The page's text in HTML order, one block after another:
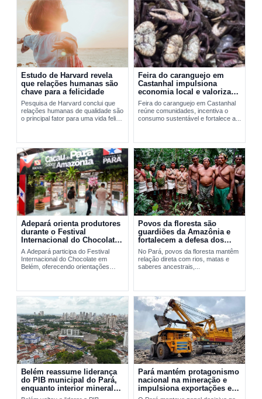
Estudo de Harvard revela
que relações humanas são
chave para a felicidade
Pesquisa de Harvard conclui que
relações humanas de qualidade são
o principal fator para uma vida feliz
Feira do caranguejo em
Castanhal impulsiona
economia local e valoriza
manejo sustentável
Feira do caranguejo em Castanhal
reúne comunidades, incentiva o
consumo sustentável e fortalece a...
Adepará orienta produtores
durante o Festival
Internacional do Chocolate
em Belém
A Adepará participa do Festival
Internacional do Chocolate em
Belém, oferecendo orientações
Povos da floresta são
guardiões da Amazônia e
fortalecem a defesa dos
territórios no Pará
No Pará, povos da floresta mantêm
relação direta com rios, matas e
saberes ancestrais,...
Belém reassume liderança
do PIB municipal do Pará,
enquanto interior mineral
mantém peso decisivo na
Pará mantém protagonismo
nacional na mineração e
impulsiona exportações em
2025